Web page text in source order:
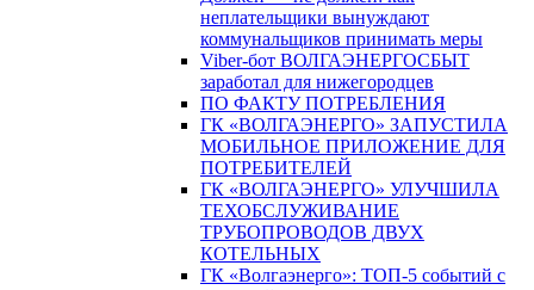
неплательщики вынуждают
коммунальщиков принимать меры
Viber-бот ВОЛГАЭНЕРГОСБЫТ
заработал для нижегородцев
ПО ФАКТУ ПОТРЕБЛЕНИЯ
ГК «ВОЛГАЭНЕРГО» ЗАПУСТИЛА
МОБИЛЬНОЕ ПРИЛОЖЕНИЕ ДЛЯ
ПОТРЕБИТЕЛЕЙ
ГК «ВОЛГАЭНЕРГО» УЛУЧШИЛА
ТЕХОБСЛУЖИВАНИЕ
ТРУБОПРОВОДОВ ДВУХ
КОТЕЛЬНЫХ
ГК «Волгаэнерго»: ТОП-5 событий с